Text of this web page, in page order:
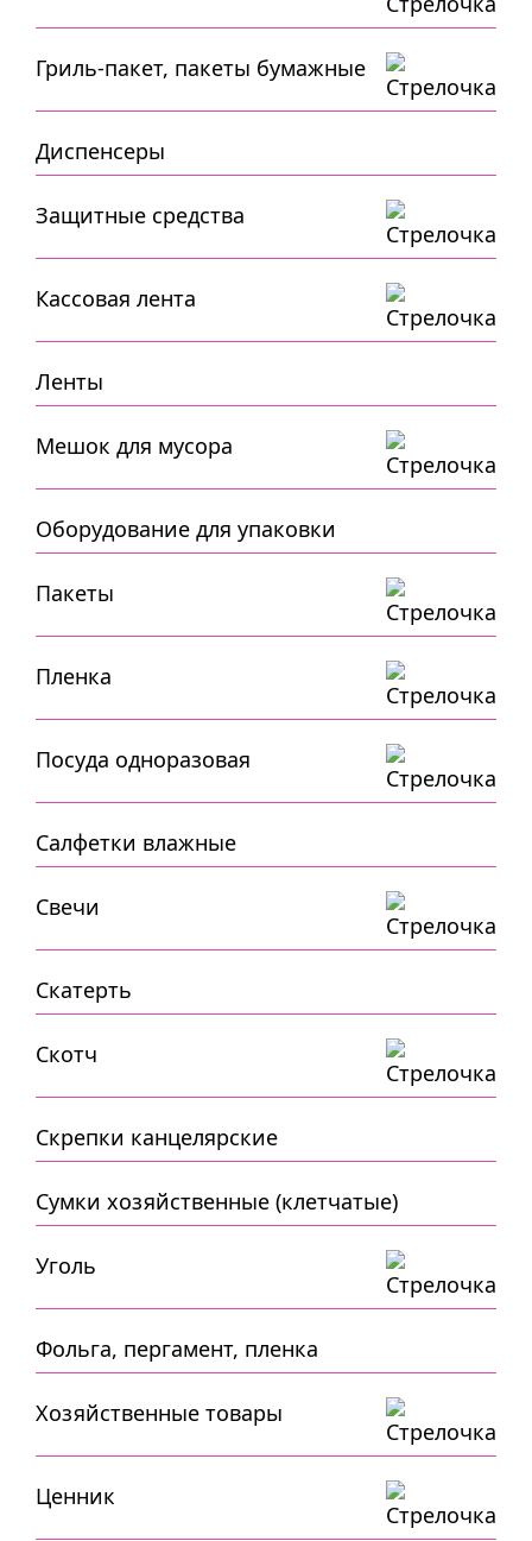
Гриль-пакет, пакеты бумажные
Диспенсеры
Защитные средства
Кассовая лента
Ленты
Мешок для мусора
Оборудование для упаковки
Пакеты
Пленка
Посуда одноразовая
Салфетки влажные
Свечи
Скатерть
Скотч
Скрепки канцелярские
Сумки хозяйственные (клетчатые)
Уголь
Фольга, пергамент, пленка
Хозяйственные товары
Ценник